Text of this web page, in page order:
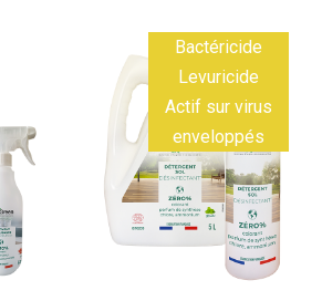
Bactéricide
Levuricide
Actif sur virus
enveloppés